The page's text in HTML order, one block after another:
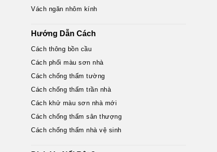
Vách ngăn nhôm kính
Hướng Dẫn Cách
Cách thông bồn cầu
Cách phối màu sơn nhà
Cách chống thấm tường
Cách chống thấm trần nhà
Cách khử màu sơn nhà mới
Cách chống thấm sân thượng
Cách chống thấm nhà vệ sinh